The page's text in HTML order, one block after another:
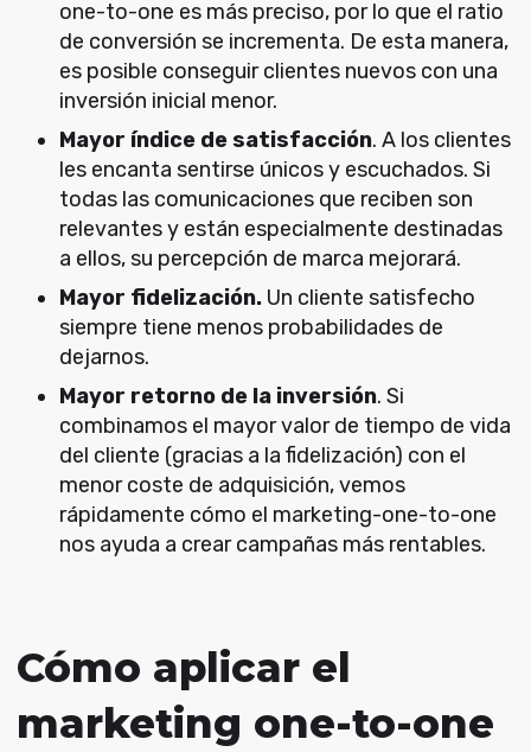
one-to-one es más preciso, por lo que el ratio
de conversión se incrementa. De esta manera,
es posible conseguir clientes nuevos con una
inversión inicial menor.
Mayor índice de satisfacción. A los clientes
les encanta sentirse únicos y escuchados. Si
todas las comunicaciones que reciben son
relevantes y están especialmente destinadas
a ellos, su percepción de marca mejorará.
Mayor fidelización.Un cliente satisfecho
siempre tiene menos probabilidades de
dejarnos.
Mayor retorno de la inversión. Si
combinamos el mayor valor de tiempo de vida
del cliente (gracias a la fidelización) con el
menor coste de adquisición, vemos
rápidamente cómo el marketing-one-to-one
nos ayuda a crear campañas más rentables.
Cómo aplicar el
marketing one-to-one